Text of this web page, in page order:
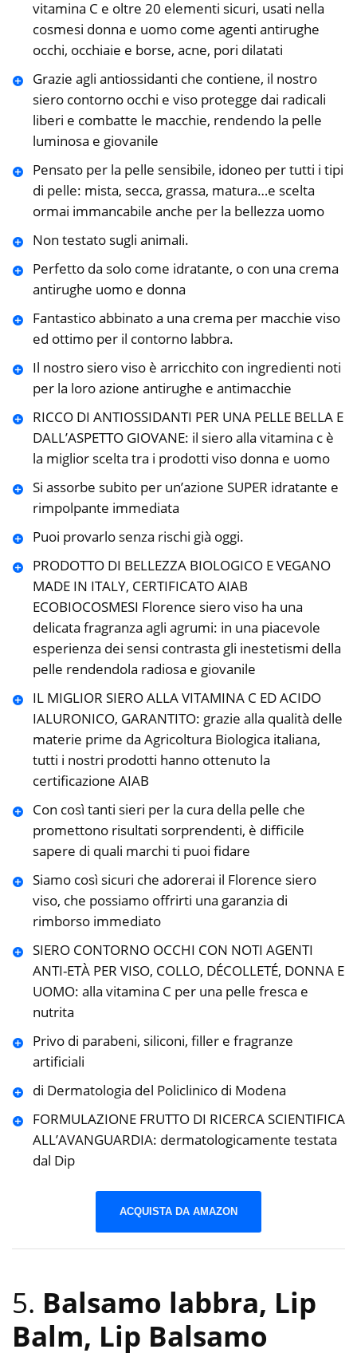
vitamina C e oltre 20 elementi sicuri, usati nella
cosmesi donna e uomo come agenti antirughe
occhi, occhiaie e borse, acne, pori dilatati
Grazie agli antiossidanti che contiene, il nostro
siero contorno occhi e viso protegge dai radicali
liberi e combatte le macchie, rendendo la pelle
luminosa e giovanile
Pensato per la pelle sensibile, idoneo per tutti i tipi
di pelle: mista, secca, grassa, matura…e scelta
ormai immancabile anche per la bellezza uomo
Non testato sugli animali.
Perfetto da solo come idratante, o con una crema
antirughe uomo e donna
Fantastico abbinato a una crema per macchie viso
ed ottimo per il contorno labbra.
Il nostro siero viso è arricchito con ingredienti noti
per la loro azione antirughe e antimacchie
RICCO DI ANTIOSSIDANTI PER UNA PELLE BELLA E
DALL’ASPETTO GIOVANE: il siero alla vitamina c è
la miglior scelta tra i prodotti viso donna e uomo
Si assorbe subito per un’azione SUPER idratante e
rimpolpante immediata
Puoi provarlo senza rischi già oggi.
PRODOTTO DI BELLEZZA BIOLOGICO E VEGANO
MADE IN ITALY, CERTIFICATO AIAB
ECOBIOCOSMESI Florence siero viso ha una
delicata fragranza agli agrumi: in una piacevole
esperienza dei sensi contrasta gli inestetismi della
pelle rendendola radiosa e giovanile
IL MIGLIOR SIERO ALLA VITAMINA C ED ACIDO
IALURONICO, GARANTITO: grazie alla qualità delle
materie prime da Agricoltura Biologica italiana,
tutti i nostri prodotti hanno ottenuto la
certificazione AIAB
Con così tanti sieri per la cura della pelle che
promettono risultati sorprendenti, è difficile
sapere di quali marchi ti puoi fidare
Siamo così sicuri che adorerai il Florence siero
viso, che possiamo offrirti una garanzia di
rimborso immediato
SIERO CONTORNO OCCHI CON NOTI AGENTI
ANTI-ETÀ PER VISO, COLLO, DÉCOLLETÉ, DONNA E
UOMO: alla vitamina C per una pelle fresca e
nutrita
Privo di parabeni, siliconi, filler e fragranze
artificiali
di Dermatologia del Policlinico di Modena
FORMULAZIONE FRUTTO DI RICERCA SCIENTIFICA
ALL’AVANGUARDIA: dermatologicamente testata
dal Dip
ACQUISTA DA AMAZON
5. Balsamo labbra, Lip
Balm, Lip Balsamo